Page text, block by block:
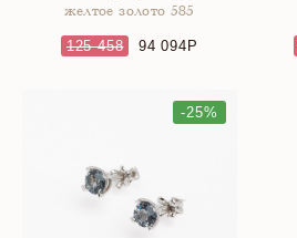
желтое золото 585
125 458 94 094
-25%